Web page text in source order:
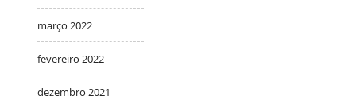
março 2022
fevereiro 2022
dezembro 2021